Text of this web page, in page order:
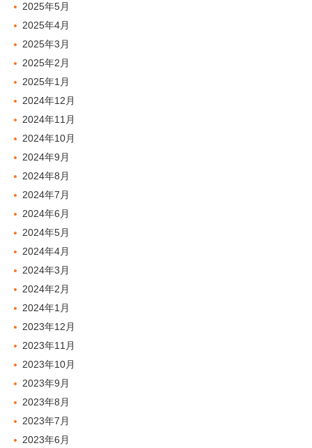
2025年5月
2025年4月
2025年3月
2025年2月
2025年1月
2024年12月
2024年11月
2024年10月
2024年9月
2024年8月
2024年7月
2024年6月
2024年5月
2024年4月
2024年3月
2024年2月
2024年1月
2023年12月
2023年11月
2023年10月
2023年9月
2023年8月
2023年7月
2023年6月